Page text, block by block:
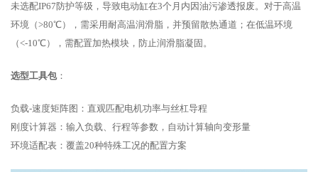
未选配IP67防护等级，导致电动缸在3个月内因油污渗透报废。对于高温
环境（>80℃），需采用耐高温润滑脂，并预留散热通道；在低温环境
（<-10℃），需配置加热模块，防止润滑脂凝固。
选型工具包：
负载-速度矩阵图：直观匹配电机功率与丝杠导程
刚度计算器：输入负载、行程等参数，自动计算轴向变形量
环境适配表：覆盖20种特殊工况的配置方案